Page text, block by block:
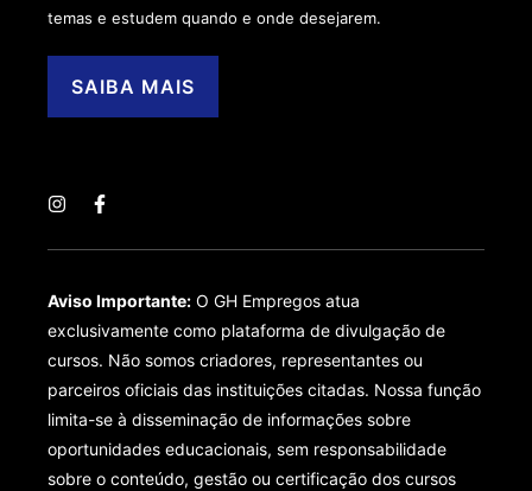
temas e estudem quando e onde desejarem.
SAIBA MAIS
Aviso Importante: O GH Empregos atua
exclusivamente como plataforma de divulgação de
cursos. Não somos criadores, representantes ou
parceiros oficiais das instituições citadas. Nossa função
limita-se à disseminação de informações sobre
oportunidades educacionais, sem responsabilidade
sobre o conteúdo, gestão ou certificação dos cursos